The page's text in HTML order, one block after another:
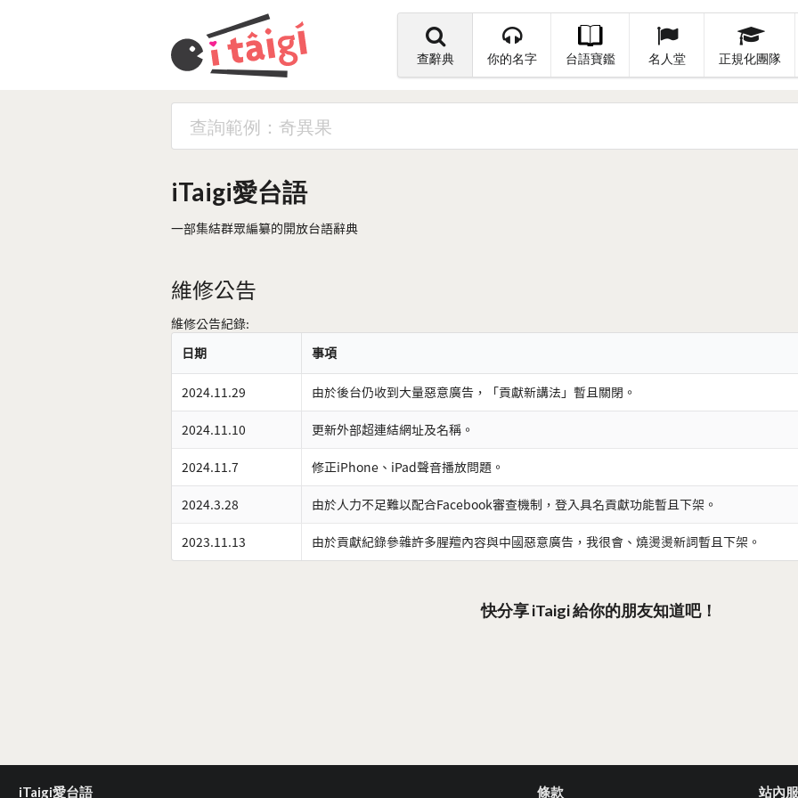
查辭典 你的名字 台語寶鑑 名人堂 正規化團隊
iTaigi愛台語
一部集結群眾編纂的開放台語辭典
維修公告
維修公告紀錄:
日期
事項
2024.11.29 由於後台仍收到大量惡意廣告，「貢獻新講法」暫且關閉。
2024.11.10 更新外部超連結網址及名稱。
2024.11.7 修正iPhone、iPad聲音播放問題。
2024.3.28 由於人力不足難以配合Facebook審查機制，登入具名貢獻功能暫且下架。
2023.11.13 由於貢獻紀錄參雜許多腥羶內容與中國惡意廣告，我很會、燒燙燙新詞暫且下架。
快分享 iTaigi 給你的朋友知道吧！
iTaigi愛台語 條款 站內